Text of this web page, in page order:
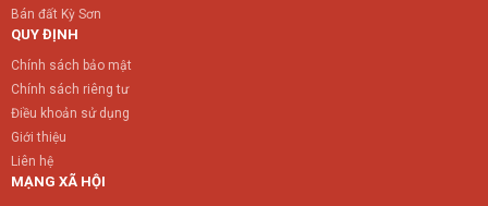
Bán đất Kỳ Sơn
QUY ĐỊNH
Chính sách bảo mật
Chính sách riêng tư
Điều khoản sử dụng
Giới thiệu
Liên hệ
MẠNG XÃ HỘI